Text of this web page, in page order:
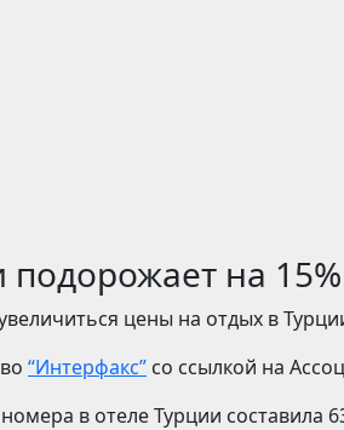
на 15%
цены на отдых в
“Интерфакс” со ссылкой на
в отеле Турции составила